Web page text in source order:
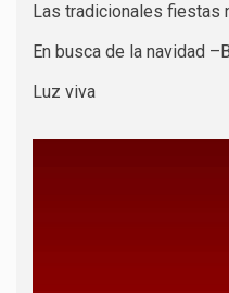
Las tradicionales fiestas
En busca de la navidad
Luz viva